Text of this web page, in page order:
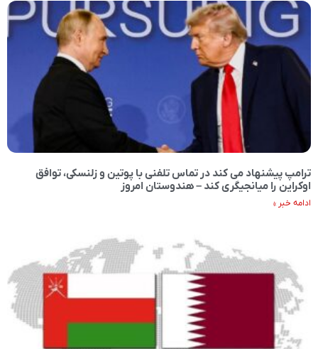
ترامپ پیشنهاد می کند در تماس تلفنی با پوتین و زلنسکی، توافق
اوکراین را میانجیگری کند – هندوستان امروز
ادامه خبر »